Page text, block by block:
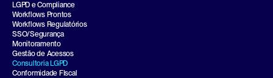
LGPD e Compliance
Workflows Prontos
Workflows Regulatórios
SSO/Segurança
Monitoramento
Gestão de Acessos
Consultoria LGPD
Conformidade FIscal